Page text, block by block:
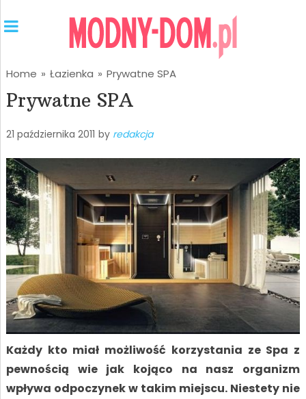
Home » Łazienka » Prywatne SPA
Prywatne SPA
21 października 2011 by redakcja
Każdy kto miał możliwość korzystania ze Spa z
pewnością wie jak kojąco na nasz organizm
wpływa odpoczynek w takim miejscu. Niestety nie